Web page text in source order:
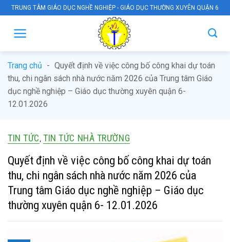
Skip
to
content
TRUNG TÂM GIÁO DỤC NGHỀ NGHIỆP - GIÁO DỤC THƯỜNG XUYÊN QUẬN 6
Trang chủ - Quyết định về việc công bố công khai dự toán
thu, chi ngân sách nhà nước năm 2026 của Trung tâm Giáo
dục nghề nghiệp – Giáo dục thường xuyên quận 6-
12.01.2026
TIN TỨC , TIN TỨC NHÀ TRƯỜNG
Quyết định về việc công bố công khai dự toán
thu, chi ngân sách nhà nước năm 2026 của
Trung tâm Giáo dục nghề nghiệp – Giáo dục
thường xuyên quận 6- 12.01.2026